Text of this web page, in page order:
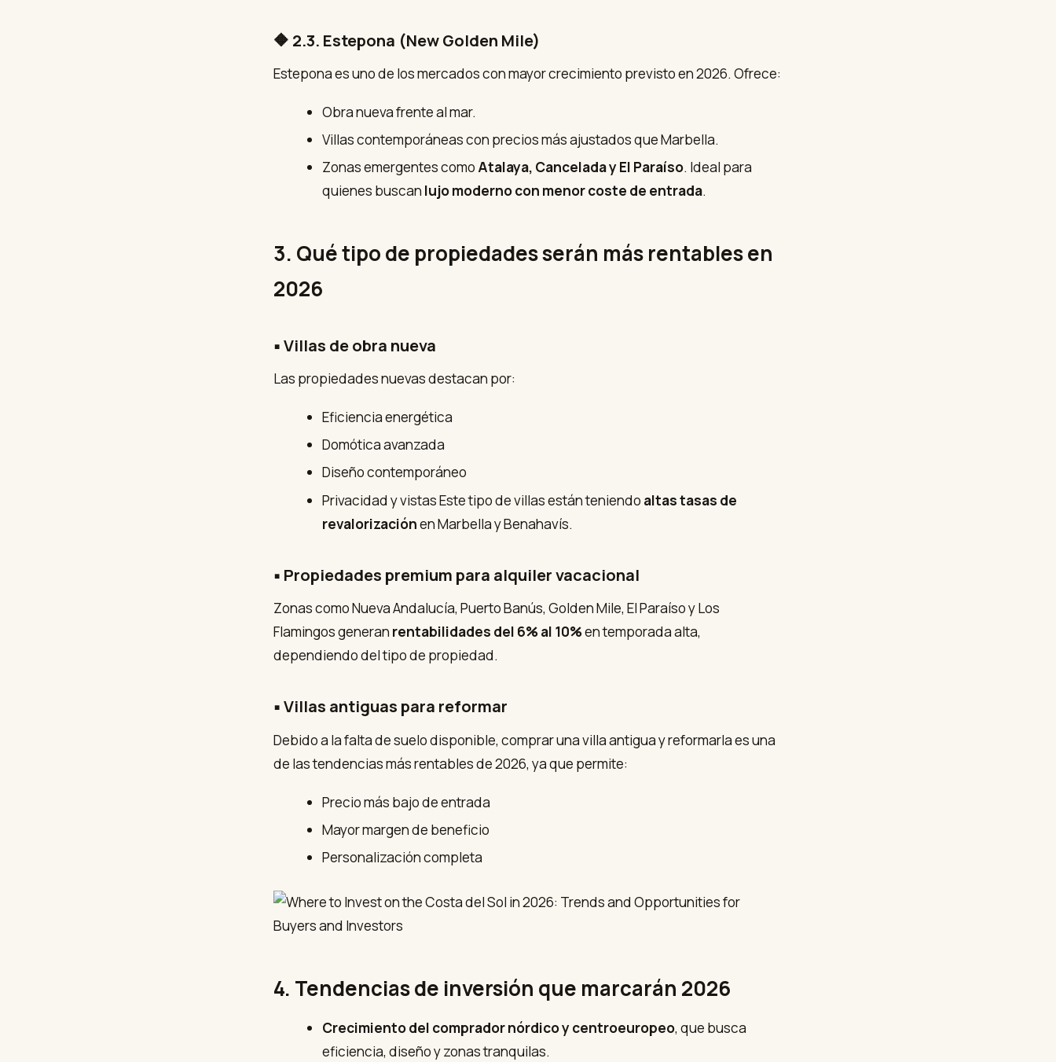
🔶 2.3. Estepona (New Golden Mile)
Estepona es uno de los mercados con mayor crecimiento previsto en 2026. Ofrece:
Obra nueva frente al mar.
Villas contemporáneas con precios más ajustados que Marbella.
Zonas emergentes como Atalaya, Cancelada y El Paraíso. Ideal para
quienes buscan lujo moderno con menor coste de entrada.
3. Qué tipo de propiedades serán más rentables en
2026
▪ Villas de obra nueva
Las propiedades nuevas destacan por:
Eficiencia energética
Domótica avanzada
Diseño contemporáneo
Privacidad y vistas Este tipo de villas están teniendo altas tasas de
revalorizaciónen Marbella y Benahavís.
▪ Propiedades premium para alquiler vacacional
Zonas como Nueva Andalucía, Puerto Banús, Golden Mile, El Paraíso y Los
Flamingos generan rentabilidades del 6% al 10%en temporada alta,
dependiendo del tipo de propiedad.
▪ Villas antiguas para reformar
Debido a la falta de suelo disponible, comprar una villa antigua y reformarla es una
de las tendencias más rentables de 2026, ya que permite:
Precio más bajo de entrada
Mayor margen de beneficio
Personalización completa
4. Tendencias de inversión que marcarán 2026
Crecimiento del comprador nórdico y centroeuropeo, que busca
eficiencia, diseño y zonas tranquilas.